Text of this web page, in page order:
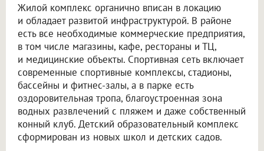
Жилой комплекс органично вписан в локацию
и обладает развитой инфраструктурой. В районе
есть все необходимые коммерческие предприятия,
в том числе магазины, кафе, рестораны и ТЦ,
и медицинские объекты. Спортивная сеть включает
современные спортивные комплексы, стадионы,
бассейны и фитнес-залы, а в парке есть
оздоровительная тропа, благоустроенная зона
водных развлечений с пляжем и даже собственный
конный клуб. Детский образовательный комплекс
сформирован из новых школ и детских садов.